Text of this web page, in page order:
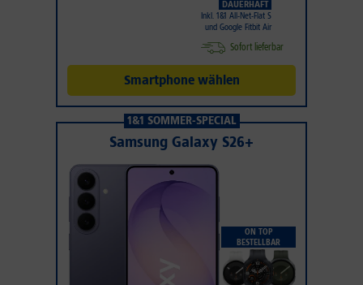
DAUERHAFT
Inkl. 1&1 All-Net-Flat S
und Google Fitbit Air
Sofort lieferbar
Smartphone wählen
1&1 SOMMER-SPECIAL
Samsung Galaxy S26+
ON TOP
BESTELLBAR